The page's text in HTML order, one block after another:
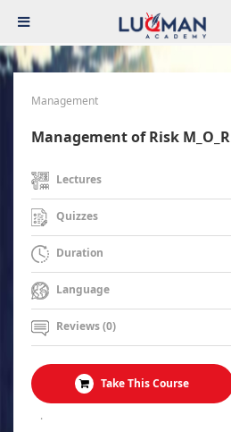
Management
Management of Risk M_O_R
Lectures
Quizzes
Duration
Language
Reviews (0)
Take This Course
.